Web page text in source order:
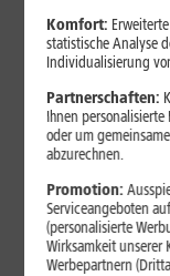
Am
DSL 16
DSL 50
Komfort:
statistische Analyse
Individualisierung
Partnerschaften:
Ihnen personalisierte
oder um
abzurechnen.
Promotion:
Serviceangeboten
(personalisierte
Wirksamkeit unserer
Werbepartnern